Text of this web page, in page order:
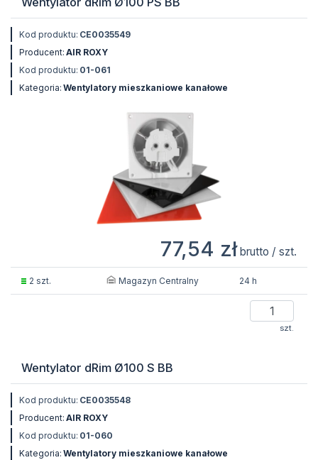
Kod produktu: CE0035549
Producent: AIR ROXY
Kod produktu: 01-061
Kategoria: Wentylatory mieszkaniowe kanałowe
77,54 zł brutto / szt.
2 szt. Magazyn Centralny 24 h
szt.
Wentylator dRim Ø100 S BB
Kod produktu: CE0035548
Producent: AIR ROXY
Kod produktu: 01-060
Kategoria: Wentylatory mieszkaniowe kanałowe